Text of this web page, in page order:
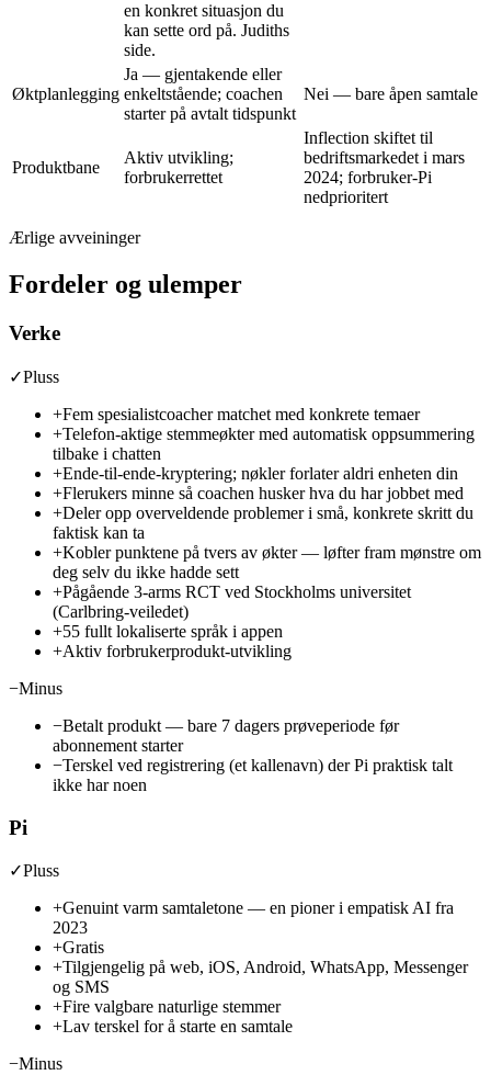
en konkret situasjon du
kan sette ord på. Judiths
side.
Øktplanlegging
Ja — gjentakende eller
enkeltstående; coachen
starter på avtalt tidspunkt
Nei — bare åpen samtale
Produktbane
Aktiv utvikling;
forbrukerrettet
Inflection skiftet til
bedriftsmarkedet i mars
2024; forbruker-Pi
nedprioritert
Ærlige avveininger
Fordeler og ulemper
Verke
✓Pluss
+Fem spesialistcoacher matchet med konkrete temaer
+Telefon-aktige stemmeøkter med automatisk oppsummering
tilbake i chatten
+Ende-til-ende-kryptering; nøkler forlater aldri enheten din
+Flerukers minne så coachen husker hva du har jobbet med
+Deler opp overveldende problemer i små, konkrete skritt du
faktisk kan ta
+Kobler punktene på tvers av økter — løfter fram mønstre om
deg selv du ikke hadde sett
+Pågående 3-arms RCT ved Stockholms universitet
(Carlbring-veiledet)
+55 fullt lokaliserte språk i appen
+Aktiv forbrukerprodukt-utvikling
−Minus
−Betalt produkt — bare 7 dagers prøveperiode før
abonnement starter
−Terskel ved registrering (et kallenavn) der Pi praktisk talt
ikke har noen
Pi
✓Pluss
+Genuint varm samtaletone — en pioner i empatisk AI fra
2023
+Gratis
+Tilgjengelig på web, iOS, Android, WhatsApp, Messenger
og SMS
+Fire valgbare naturlige stemmer
+Lav terskel for å starte en samtale
−Minus